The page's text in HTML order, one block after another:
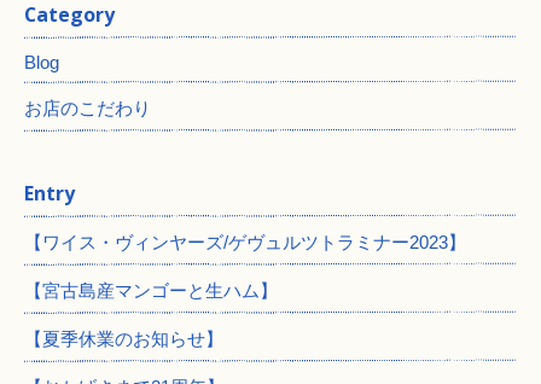
Category
Blog
お店のこだわり
Entry
【ワイス・ヴィンヤーズ/ゲヴュルツトラミナー2023】
【宮古島産マンゴーと生ハム】
【夏季休業のお知らせ】